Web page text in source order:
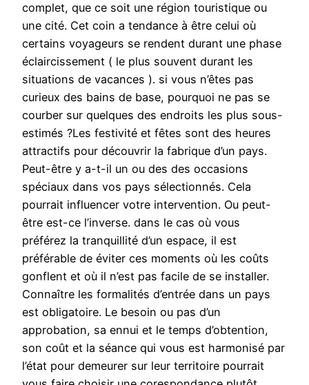
complet, que ce soit une région touristique ou
une cité. Cet coin a tendance à être celui où
certains voyageurs se rendent durant une phase
éclaircissement ( le plus souvent durant les
situations de vacances ). si vous n’êtes pas
curieux des bains de base, pourquoi ne pas se
courber sur quelques des endroits les plus sous-
estimés ?Les festivité et fêtes sont des heures
attractifs pour découvrir la fabrique d’un pays.
Peut-être y a-t-il un ou des des occasions
spéciaux dans vos pays sélectionnés. Cela
pourrait influencer votre intervention. Ou peut-
être est-ce l’inverse. dans le cas où vous
préférez la tranquillité d’un espace, il est
préférable de éviter ces moments où les coûts
gonflent et où il n’est pas facile de se installer.
Connaître les formalités d’entrée dans un pays
est obligatoire. Le besoin ou pas d’un
approbation, sa ennui et le temps d’obtention,
son coût et la séance qui vous est harmonisé par
l’état pour demeurer sur leur territoire pourrait